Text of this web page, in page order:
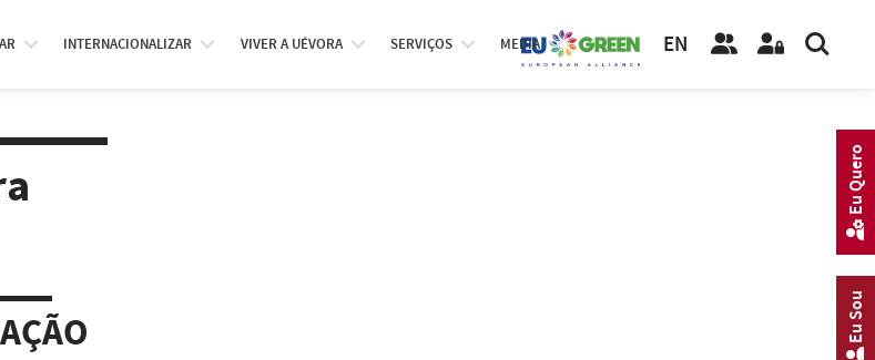
INTERNACIONALIZAR VIVER A UÉVORA SERVIÇOS MEDIA EN
Eu Sou
Eu Quero